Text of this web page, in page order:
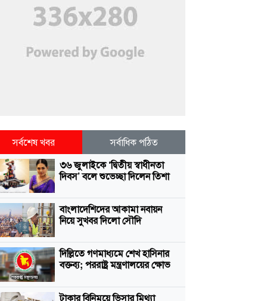
সর্বশেষ খবর
সর্বাধিক পঠিত
৩৬ জুলাইকে ‘দ্বিতীয় স্বাধীনতা
দিবস’ বলে শুভেচ্ছা দিলেন তিশা
বাংলাদেশিদের আকামা নবায়ন
নিয়ে সুখবর দিলো সৌদি
দিল্লিতে গণমাধ্যমে শেখ হাসিনার
বক্তব্য; পররাষ্ট্র মন্ত্রণালয়ের ক্ষোভ
টাকার বিনিময়ে ভিসার মিথ্যা